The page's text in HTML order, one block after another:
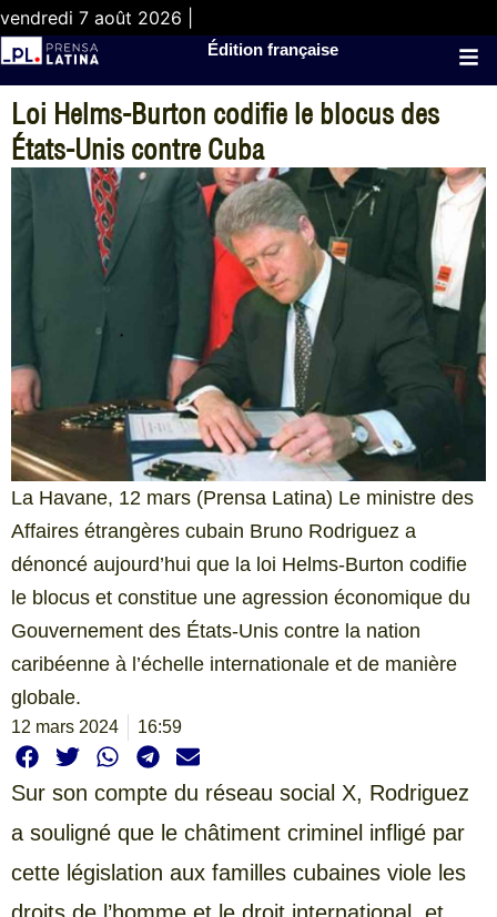
vendredi 7 août 2026 |
Édition française
Loi Helms-Burton codifie le blocus des
États-Unis contre Cuba
La Havane, 12 mars (Prensa Latina) Le ministre des
Affaires étrangères cubain Bruno Rodriguez a
dénoncé aujourd’hui que la loi Helms-Burton codifie
le blocus et constitue une agression économique du
Gouvernement des États-Unis contre la nation
caribéenne à l’échelle internationale et de manière
globale.
12 mars 2024 16:59
Sur son compte du réseau social X, Rodriguez
a souligné que le châtiment criminel infligé par
cette législation aux familles cubaines viole les